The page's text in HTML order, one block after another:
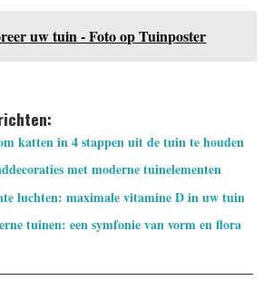
uw tuin - Foto op Tuinposter
katten in 4 stappen uit de tuin te houden
met moderne tuinelementen
luchten: maximale vitamine D in uw tuin
tuinen: een symfonie van vorm en flora